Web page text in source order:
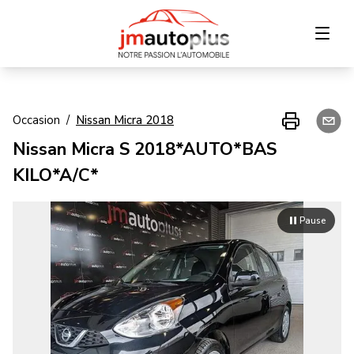
Accueil
Inventaire
Échange
Contact
Occasion / Nissan Micra 2018
Nissan Micra S 2018*AUTO*BAS
KILO*A/C*
Pause